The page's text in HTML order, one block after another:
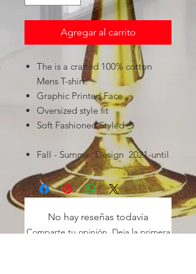
Agregar al carrito
The is a crafted 100% cotton
Mens T-shirt.
Graphic Printed Face
Oversized style fit
Soft Fashioned Styled
Fall - Summer Design 2021-until
No hay reseñas todavía
Comparte tu opinión. Deja la primera